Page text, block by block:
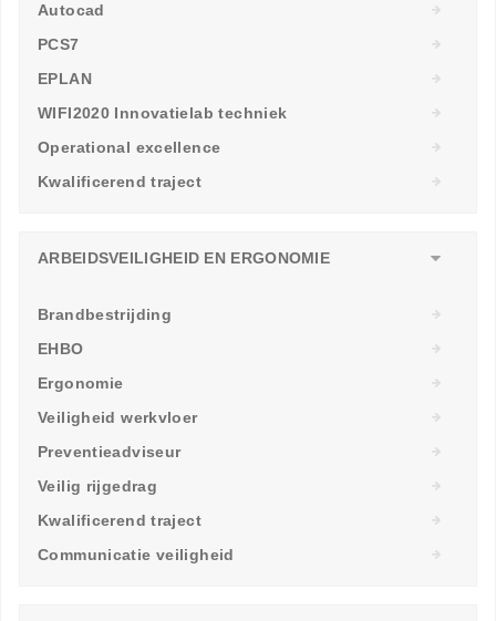
Autocad
PCS7
EPLAN
WIFI2020 Innovatielab techniek
Operational excellence
Kwalificerend traject
ARBEIDSVEILIGHEID EN ERGONOMIE
Brandbestrijding
EHBO
Ergonomie
Veiligheid werkvloer
Preventieadviseur
Veilig rijgedrag
Kwalificerend traject
Communicatie veiligheid